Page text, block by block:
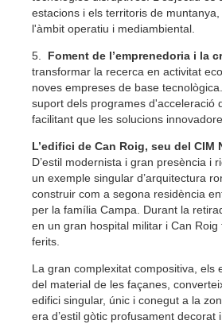
estacions i els territoris de
l'àmbit operatiu i mediambiental.
5. Foment de l’emprenedoria i la
transformar la recerca en activitat
noves empreses de base
suport dels programes d'acceleració
facilitant que les solucions
L’edifici de Can Roig, seu del CIM
D’estil modernista i gran presència i
un exemple singular d’arquitectura
construir com a segona residència
per la família Campa. Durant la
en un gran hospital militar i Can
ferits.
La gran complexitat compositiva, els
del material de les façanes,
edifici singular, únic i conegut a la
era d’estil gòtic profusament